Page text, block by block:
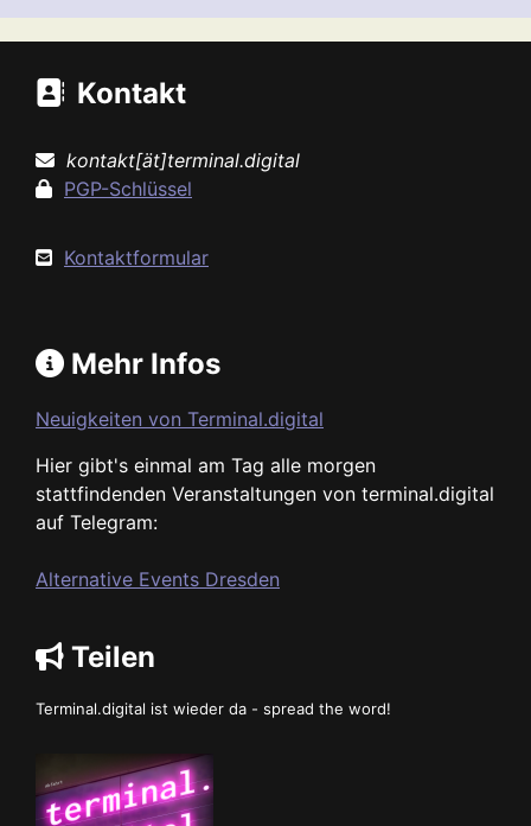
Kontakt
kontakt[ät]terminal.digital
PGP-Schlüssel
Kontaktformular
Mehr Infos
Neuigkeiten von Terminal.digital
Hier gibt's einmal am Tag alle morgen
stattfindenden Veranstaltungen von terminal.digital
auf Telegram:
Alternative Events Dresden
Teilen
Terminal.digital ist wieder da - spread the word!